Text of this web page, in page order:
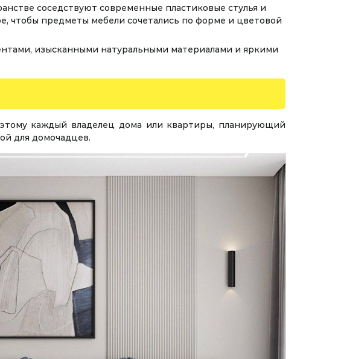
соседствуют современные пластиковые стулья и
чтобы предметы мебели сочетались по форме и цветовой
изысканными натуральными материалами и яркими
каждый владелец дома или квартиры, планирующий
для домочадцев.